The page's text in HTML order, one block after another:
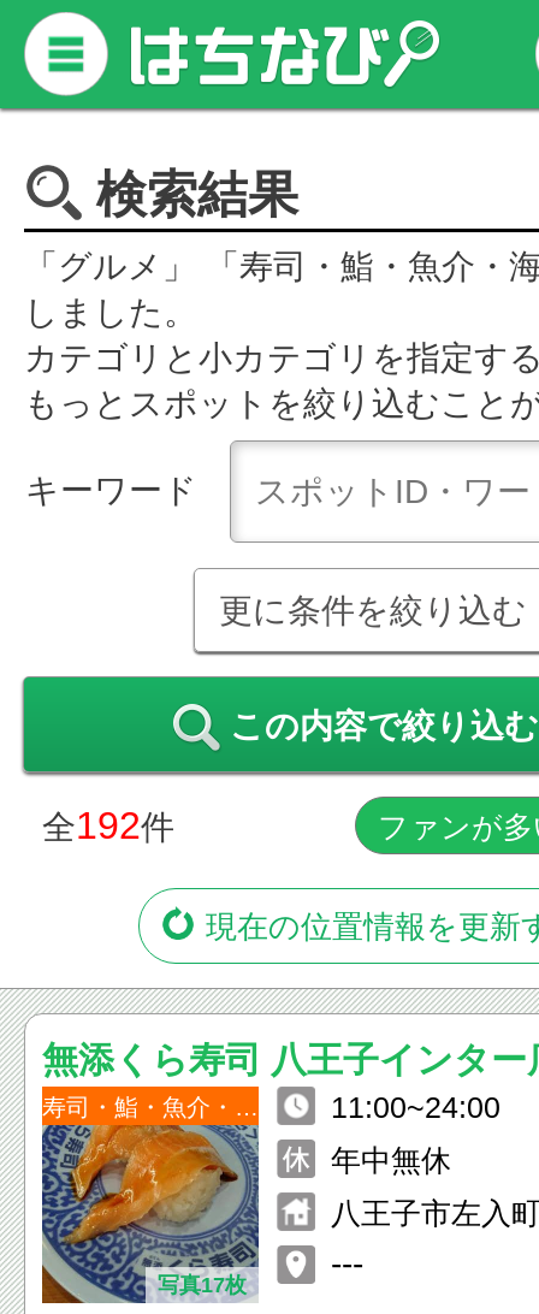
検索結果
「グルメ」 「寿司・鮨・魚介・
しました。
カテゴリと小カテゴリを指定す
もっとスポットを絞り込むこと
キーワード
更に条件を絞り込む
この内容で絞り込む
全192件
現在の位置情報を更新
無添くら寿司 八王子インター
寿司・鮨・魚介・海鮮
写真17枚
11:00~24:00
年中無休
八王子市左入
---